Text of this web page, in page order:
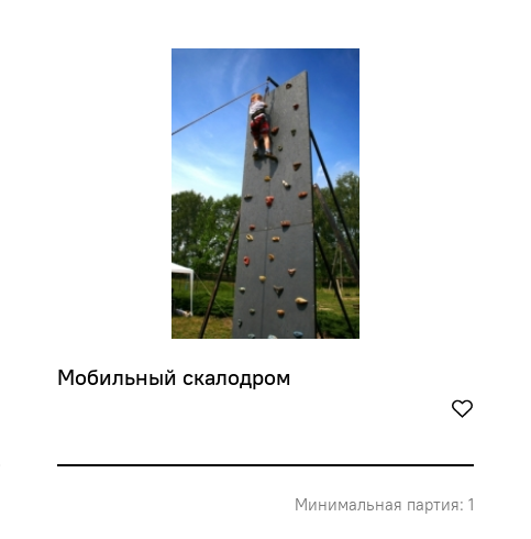
Мобильный скалодром
Минимальная партия: 1